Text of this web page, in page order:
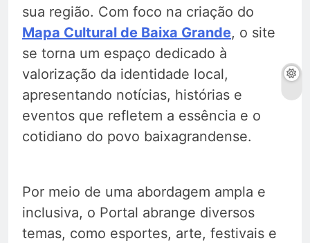
sua região. Com foco na criação do
Mapa Cultural de Baixa Grande, o site
se torna um espaço dedicado à
valorização da identidade local,
apresentando notícias, histórias e
eventos que refletem a essência e o
cotidiano do povo baixagrandense.
Por meio de uma abordagem ampla e
inclusiva, o Portal abrange diversos
temas, como esportes, arte, festivais e